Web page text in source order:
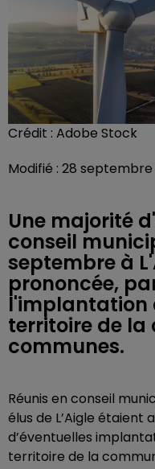
Crédit : Adobe Stock
Modifié : 28
Une majorité
conseil
septembre à
prononcée,
l'implantation
territoire de
communes.
Réunis en conseil
élus de L’Aigle étaient
d’éventuelles
territoire de la